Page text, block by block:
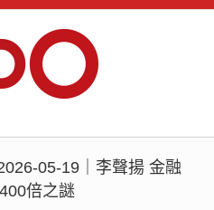
05-19｜李聲揚 金融
倍之謎